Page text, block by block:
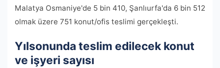
Malatya Osmaniye'de 5 bin 410, Şanlıurfa'da 6 bin 512
olmak üzere 751 konut/ofis teslimi gerçekleşti.
Yılsonunda teslim edilecek konut
ve işyeri sayısı